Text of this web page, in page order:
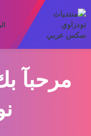
مرحبآ